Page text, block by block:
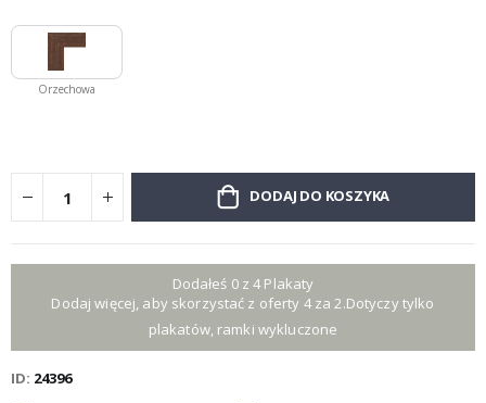
Orzechowa
DODAJ DO KOSZYKA
Dodałeś 0 z 4 Plakaty
Dodaj więcej, aby skorzystać z oferty 4 za 2.Dotyczy tylko
plakatów, ramki wykluczone
ID 24396